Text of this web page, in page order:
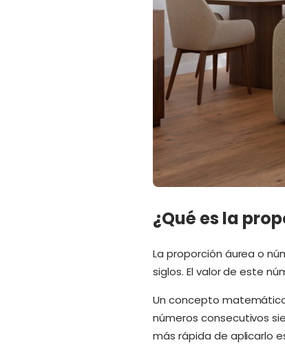
¿Qué es la
La proporción áurea o
siglos. El valor de este
Un concepto
números consecutivos
más rápida de aplicarlo